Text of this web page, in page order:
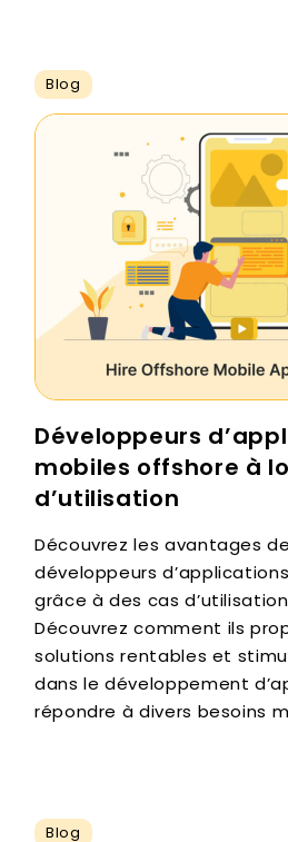
Blog
Développeurs
mobiles offshore à
d’utilisation
Découvrez les avantages
développeurs
grâce à des cas
Découvrez comment ils
solutions rentables et
dans le développement
répondre à divers besoins
Blog